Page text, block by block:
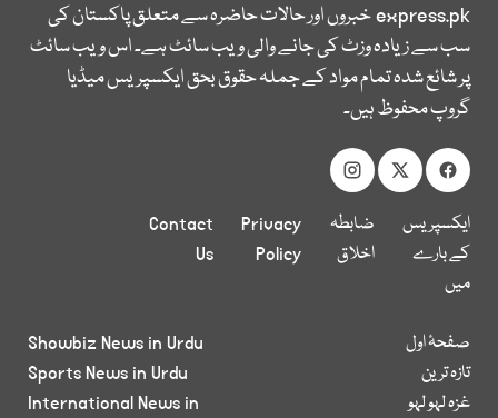
express.pkخبروں اور حالات حاضرہ سے متعلق پاکستان کی
سب سے زیادہ وزٹ کی جانے والی ویب سائٹ ہے۔ اس ویب سائٹ
پر شائع شدہ تمام مواد کے جملہ حقوق بحق ایکسپریس میڈیا
گروپ محفوظ ہیں۔
ایکسپریس
کے بارے
میں
ضابطہ
اخلاق
Privacy
Policy
Contact
Us
صفحۂ اول
تازہ ترین
غزہ لہو لہو
Showbiz News in Urdu
Sports News in Urdu
International News in